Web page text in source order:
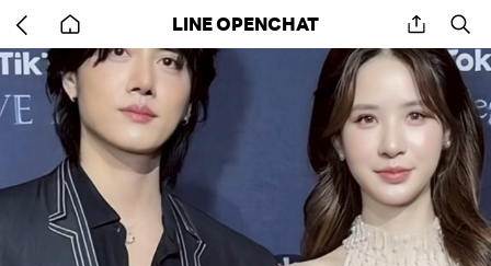
back
to
home
LINE OPENCHAT share